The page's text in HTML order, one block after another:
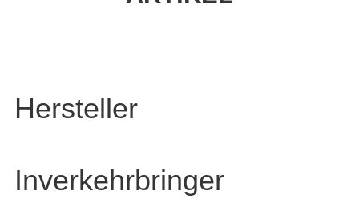
Hersteller
Inverkehrbringer